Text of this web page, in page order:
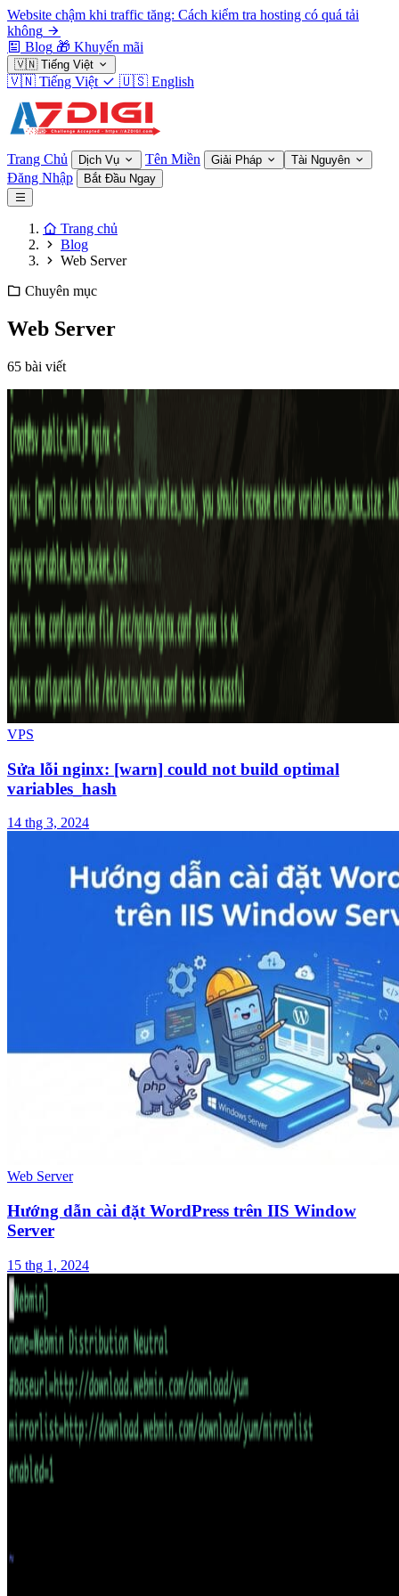
Website chậm khi traffic tăng: Cách kiểm tra hosting có quá tải
không
Blog 🎁 Khuyến mãi
🇻🇳 Tiếng Việt
🇻🇳 Tiếng Việt 🇺🇸 English
Trang Chủ Dịch Vụ Tên Miền Giải Pháp Tài Nguyên
Đăng Nhập Bắt Đầu Ngay
Trang chủ
Blog
Web Server
Chuyên mục
Web Server
65 bài viết
VPS
Sửa lỗi nginx: [warn] could not build optimal
variables_hash
14 thg 3, 2024
Web Server
Hướng dẫn cài đặt WordPress trên IIS Window
Server
15 thg 1, 2024